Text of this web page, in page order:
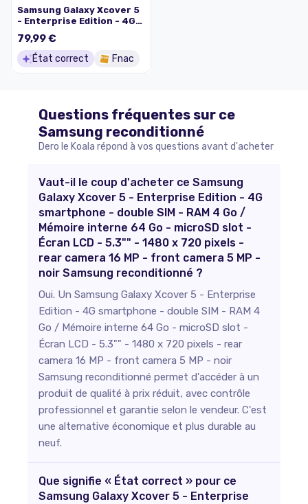
Samsung Galaxy Xcover 5
- Enterprise Edition - 4G
smartphone - double SIM -
RAM 4 Go / Mémoire
interne 64 Go - microSD
slot - Écran LCD - 5.3" -
79,99 €
État correct Fnac
Questions fréquentes sur ce
Samsung reconditionné
Dero le Koala répond à vos questions avant d'acheter
Vaut-il le coup d'acheter ce Samsung
Galaxy Xcover 5 - Enterprise Edition - 4G
smartphone - double SIM - RAM 4 Go /
Mémoire interne 64 Go - microSD slot -
Écran LCD - 5.3"" - 1480 x 720 pixels -
rear camera 16 MP - front camera 5 MP -
noir Samsung reconditionné ?
Oui. Un Samsung Galaxy Xcover 5 - Enterprise
Edition - 4G smartphone - double SIM - RAM 4
Go / Mémoire interne 64 Go - microSD slot -
Écran LCD - 5.3"" - 1480 x 720 pixels - rear
camera 16 MP - front camera 5 MP - noir
Samsung reconditionné permet d'accéder à un
produit de qualité à prix réduit, avec contrôle
professionnel et garantie selon le vendeur. C'est
une alternative économique et plus durable au
neuf.
Que signifie « État correct » pour ce
Samsung Galaxy Xcover 5 - Enterprise